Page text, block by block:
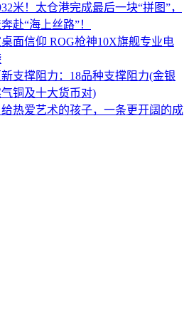
米！太仓港完成最后一块“拼图”，
赴“海上丝路”！
面信仰 ROG枪神10X旗舰专业电
支撑阻力：18品种支撑阻力(金银
铜及十大货币对)
热爱艺术的孩子，一条更开阔的成